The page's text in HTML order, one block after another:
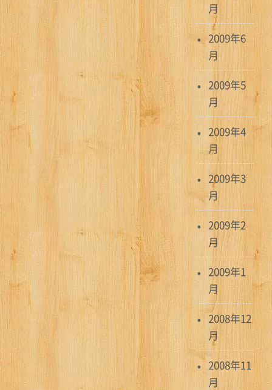
月
2009年6
月
2009年5
月
2009年4
月
2009年3
月
2009年2
月
2009年1
月
2008年12
月
2008年11
月